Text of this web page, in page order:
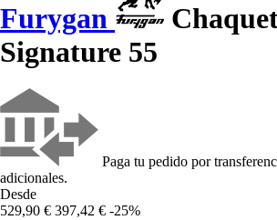
Furygan
Signature 55
Paga tu pedido por
adicionales.
Desde
529,90 € 397,42 € -25%